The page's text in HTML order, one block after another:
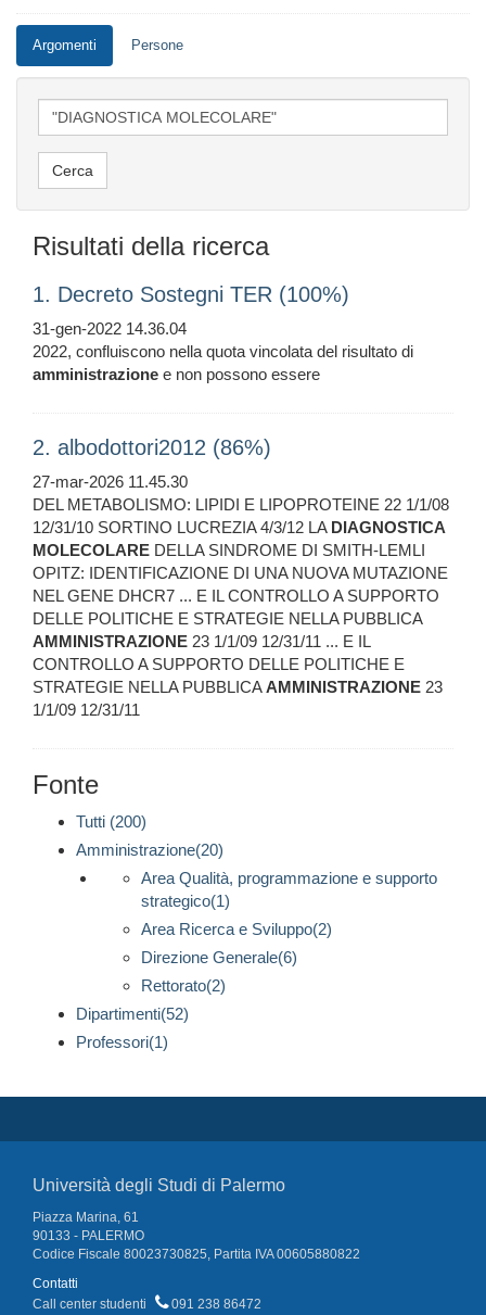
Argomenti Persone
Risultati della ricerca
1. Decreto Sostegni TER (100%)
31-gen-2022 14.36.04
2022, confluiscono nella quota vincolata del risultato di
amministrazione e non possono essere
2. albodottori2012 (86%)
27-mar-2026 11.45.30
DEL METABOLISMO: LIPIDI E LIPOPROTEINE 22 1/1/08
12/31/10 SORTINO LUCREZIA 4/3/12 LA DIAGNOSTICA
MOLECOLARE DELLA SINDROME DI SMITH-LEMLI
OPITZ: IDENTIFICAZIONE DI UNA NUOVA MUTAZIONE
NEL GENE DHCR7 ... E IL CONTROLLO A SUPPORTO
DELLE POLITICHE E STRATEGIE NELLA PUBBLICA
AMMINISTRAZIONE 23 1/1/09 12/31/11 ... E IL
CONTROLLO A SUPPORTO DELLE POLITICHE E
STRATEGIE NELLA PUBBLICAAMMINISTRAZIONE 23
1/1/09 12/31/11
Fonte
Tutti (200)
Amministrazione(20)
Area Qualità, programmazione e supporto
strategico(1)
Area Ricerca e Sviluppo(2)
Direzione Generale(6)
Rettorato(2)
Dipartimenti(52)
Professori(1)
Università degli Studi di Palermo
Piazza Marina, 61
90133 - PALERMO
Codice Fiscale 80023730825, Partita IVA 00605880822
Contatti
Call center studenti
091 238 86472